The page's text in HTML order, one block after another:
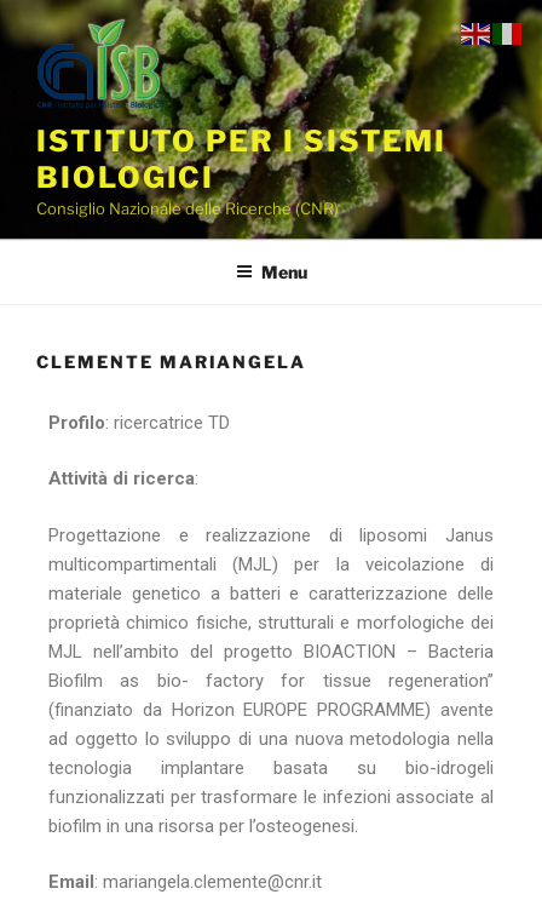
ISTITUTO PER I SISTEMI
BIOLOGICI
Consiglio Nazionale delle Ricerche (CNR)
Menu
CLEMENTE MARIANGELA
Profilo: ricercatrice TD
Attività di ricerca:
Progettazione e realizzazione di liposomi Janus
multicompartimentali (MJL) per la veicolazione di
materiale genetico a batteri e caratterizzazione delle
proprietà chimico fisiche, strutturali e morfologiche dei
MJL nell’ambito del progetto BIOACTION – Bacteria
Biofilm as bio- factory for tissue regeneration”
(finanziato da Horizon EUROPE PROGRAMME) avente
ad oggetto lo sviluppo di una nuova metodologia nella
tecnologia implantare basata su bio-idrogeli
funzionalizzati per trasformare le infezioni associate al
biofilm in una risorsa per l’osteogenesi.
Email : mariangela.clemente@cnr.it